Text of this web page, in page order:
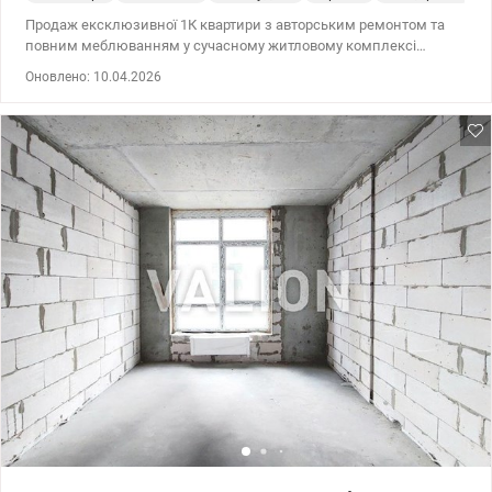
Продаж ексклюзивної 1К квартири з авторським ремонтом та
повним меблюванням у сучасному житловому комплексі
санвузол-5.9 м2. Квартира повністю укомплектована меблями
та всією необхідною технікою : Вбудований холодильник,
індукційна плита, духова шафа, мікрохвильова піч, посудомийна
машина, пральна-сушильна машина, телевізор, витяжка,
бойлер. Встановлені система очищення води , подрібнювач,
аквастоп. Поруч зелений парк імені Івана Багряного, Київський
зоопарк, метро Лук’янівська та Шулявська, КПІ, інноваційний
простір Unit City, житлові комплекси Crystal Park Tower та інші
знакові об’єкти району. Тут зручно жити, працювати та
відпочивати. Великий досвід допомоги по купівлі квартир за
державними програмами, безготівковий розрахунок 1) Є-оселя,
Є-відновлення, Сертифікат 2) Житло для ВПО та військових
(постанова 280 та інші) Телефонуйте та приходьте на перегляд.
Ціна 154 000 у.о. Комісію сплачує покупець. 0968144949 Едуард
valion.ua/1148081
Оновлено: 10.04.2026